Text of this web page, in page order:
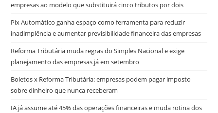
empresas ao modelo que substituirá cinco tributos por dois
Pix Automático ganha espaço como ferramenta para reduzir
inadimplência e aumentar previsibilidade financeira das empresas
Reforma Tributária muda regras do Simples Nacional e exige
planejamento das empresas já em setembro
Boletos x Reforma Tributária: empresas podem pagar imposto
sobre dinheiro que nunca receberam
IA já assume até 45% das operações financeiras e muda rotina dos